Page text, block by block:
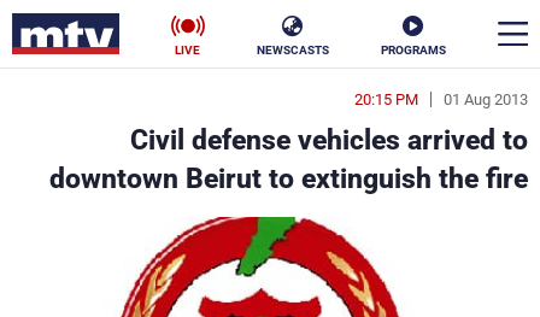
PROGRAMS
NEWSCASTS
LIVE
01 Aug 2013
20:15 PM
Civil defense vehicles arrived to
downtown Beirut to extinguish the fire
en
الأخبار
ناس
فن